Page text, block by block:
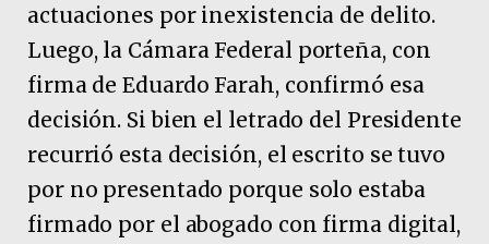
actuaciones por inexistencia de delito.
Luego, la Cámara Federal porteña, con
firma de Eduardo Farah, confirmó esa
decisión. Si bien el letrado del Presidente
recurrió esta decisión, el escrito se tuvo
por no presentado porque solo estaba
firmado por el abogado con firma digital,